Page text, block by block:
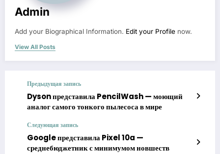
Admin
Add your Biographical Information. Edit your Profile now.
View All Posts
Предыдущая запись
Dyson представила PencilWash — моющий
аналог самого тонкого пылесоса в мире
Следующая запись
Google представила Pixel 10a —
среднебюджетник с минимумом новшеств